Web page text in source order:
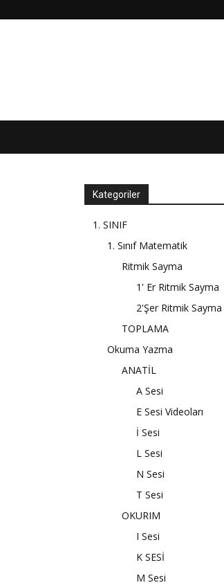
Kategoriler
1. SINIF
1. Sınıf Matematik
Ritmik Sayma
1' Er Ritmik Sayma
2'Şer Ritmik Sayma
TOPLAMA
Okuma Yazma
ANATİL
A Sesi
E Sesi Videoları
İ Sesi
L Sesi
N Sesi
T Sesi
OKURIM
I Sesi
K SESİ
M Sesi